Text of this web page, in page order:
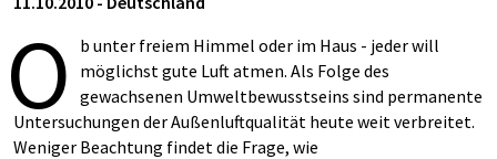
O
b unter freiem Himmel oder im Haus - jeder will
möglichst gute Luft atmen. Als Folge des
gewachsenen Umweltbewusstseins sind permanente
Untersuchungen der Außenluftqualität heute weit verbreitet.
Weniger Beachtung findet die Frage, wie